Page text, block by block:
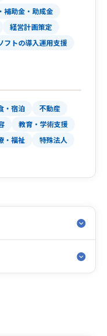
補助金・助成金
経営計画策定
フトの導入運用支援
・宿泊
不動産
教育・学術支援
・福祉
特殊法人